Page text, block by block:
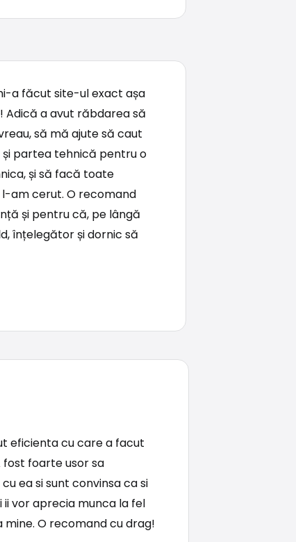
a făcut site-ul exact așa
Adică a avut răbdarea să
să mă ajute să caut
partea tehnică pentru o
și să facă toate
am cerut. O recomand
și pentru că, pe lângă
înțelegător și dornic să
eficienta cu care a facut
fost foarte usor sa
ea si sunt convinsa ca si
ii vor aprecia munca la fel
mine. O recomand cu drag!